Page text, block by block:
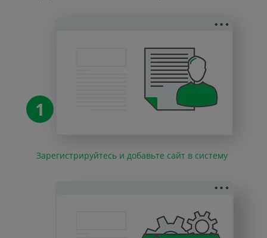
1
Зарегистрируйтесь и добавьте сайт в систему